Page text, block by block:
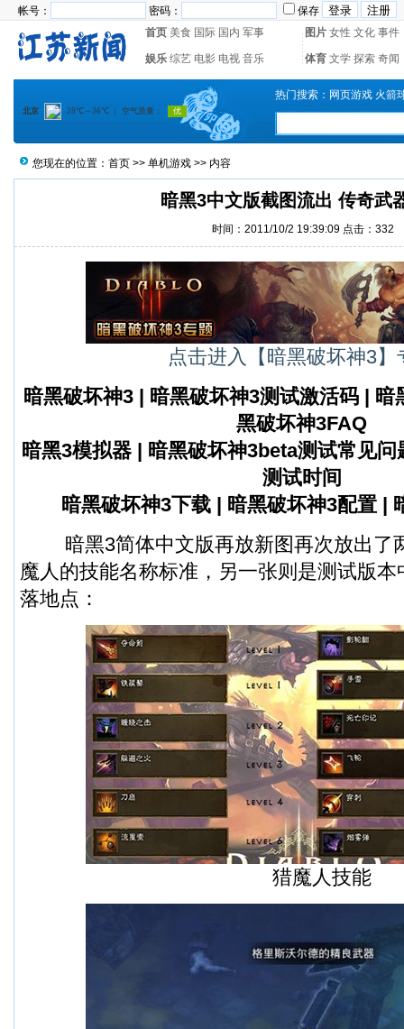
帐号： 密码：
保存
首页 美食 国际 国内 军事 图片 女性 文化 事件
娱乐 综艺 电影 电视 音乐 体育 文学 探索 奇闻
热门搜索： 网页游戏 火箭
您现在的位置： 首页 >> 单机游戏 >> 内容
暗黑3中文版截图流出 传奇武
时间：2011/10/2 19:39:09 点击： 332
点击进入【暗黑破坏神3】
暗黑破坏神3| 暗黑破坏神3测试激活码| 暗
黑破坏神3FAQ
暗黑3模拟器| 暗黑破坏神3beta测试常见问
测试时间
暗黑破坏神3下载| 暗黑破坏神3配置|
暗黑3简体中文版再放新图再次放出了
魔人的技能名称标准，另一张则是测试版
落地点：
猎魔人技能